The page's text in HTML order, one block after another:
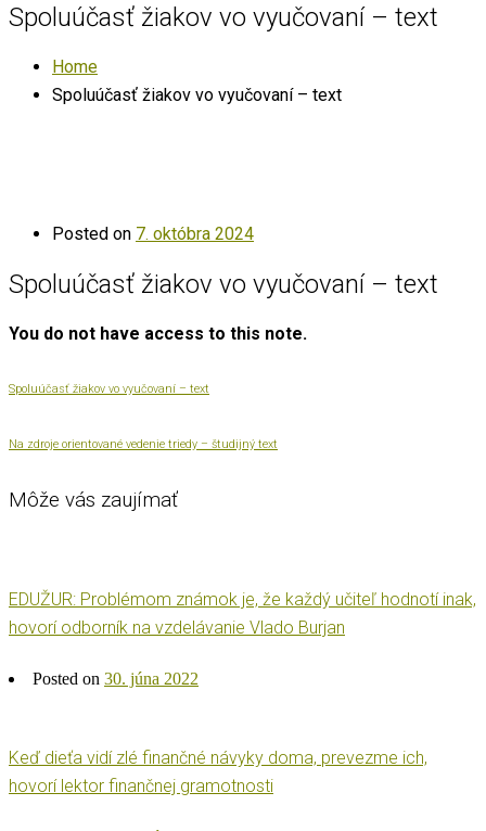
Spoluúčasť žiakov vo vyučovaní – text
Home
Spoluúčasť žiakov vo vyučovaní – text
Posted on 7. októbra 2024
Spoluúčasť žiakov vo vyučovaní – text
You do not have access to this note.
Spoluúčasť žiakov vo vyučovaní – text
Na zdroje orientované vedenie triedy – študijný text
Môže vás zaujímať
EDUŽUR: Problémom známok je, že každý učiteľ hodnotí inak,
hovorí odborník na vzdelávanie Vlado Burjan
Posted on 30. júna 2022
Keď dieťa vidí zlé finančné návyky doma, prevezme ich,
hovorí lektor finančnej gramotnosti